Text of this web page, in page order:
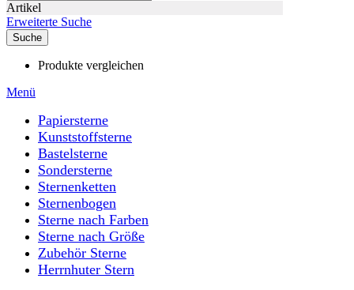
Artikel
Erweiterte Suche
Suche
Produkte vergleichen
Menü
Papiersterne
Kunststoffsterne
Bastelsterne
Sondersterne
Sternenketten
Sternenbogen
Sterne nach Farben
Sterne nach Größe
Zubehör Sterne
Herrnhuter Stern